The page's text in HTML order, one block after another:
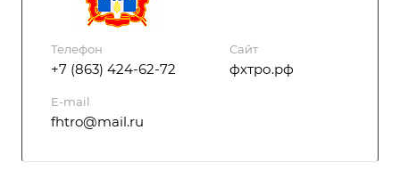
Телефон
+7 (863) 424-62-72
Сайт
фхтро.рф
E-mail
fhtro@mail.ru